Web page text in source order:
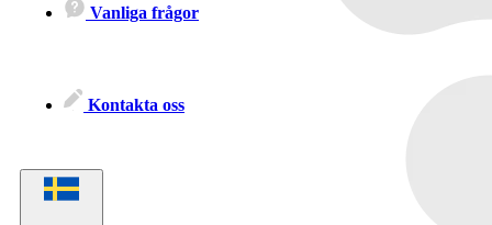
Vanliga frågor
Kontakta oss